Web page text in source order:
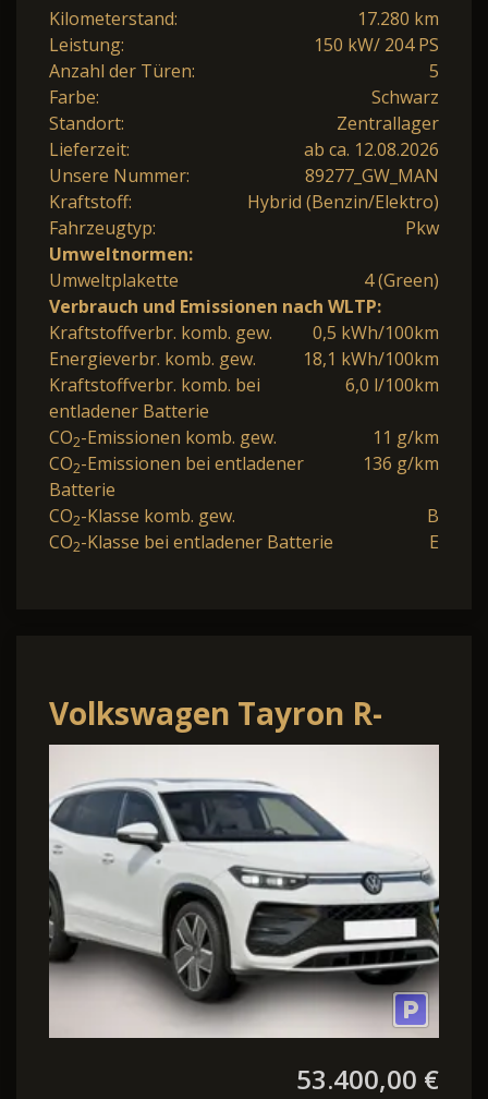
Kilometerstand:
17.280 km
Leistung:
150 kW/ 204 PS
Anzahl der Türen:
5
Farbe:
Schwarz
Standort:
Zentrallager
Lieferzeit:
ab ca. 12.08.2026
Unsere Nummer:
89277_GW_MAN
Kraftstoff:
Hybrid (Benzin/Elektro)
Fahrzeugtyp:
Pkw
Umweltnormen:
Umweltplakette
4 (Green)
Verbrauch und Emissionen nach WLTP:
Kraftstoffverbr. komb. gew.
0,5 kWh/100km
Energieverbr. komb. gew.
18,1 kWh/100km
Kraftstoffverbr. komb. bei
entladener Batterie
6,0 l/100km
CO2-Emissionen komb. gew.
11 g/km
CO2-Emissionen bei entladener
Batterie
136 g/km
CO2-Klasse komb. gew.
B
CO2-Klasse bei entladener Batterie E
Volkswagen Tayron R-
Line Volkswagen 2.0 TDI
142 kW (193 PS)
53.400,00 €